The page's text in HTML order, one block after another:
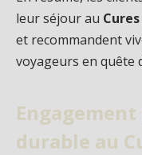
leur séjour au
et recommandent
voyageurs en quête
durable au